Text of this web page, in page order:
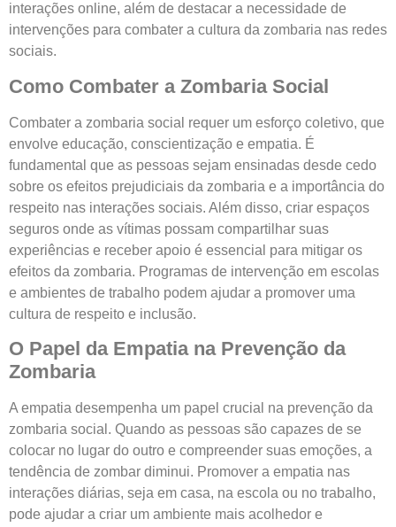
interações online, além de destacar a necessidade de
intervenções para combater a cultura da zombaria nas redes
sociais.
Como Combater a Zombaria Social
Combater a zombaria social requer um esforço coletivo, que
envolve educação, conscientização e empatia. É
fundamental que as pessoas sejam ensinadas desde cedo
sobre os efeitos prejudiciais da zombaria e a importância do
respeito nas interações sociais. Além disso, criar espaços
seguros onde as vítimas possam compartilhar suas
experiências e receber apoio é essencial para mitigar os
efeitos da zombaria. Programas de intervenção em escolas
e ambientes de trabalho podem ajudar a promover uma
cultura de respeito e inclusão.
O Papel da Empatia na Prevenção da
Zombaria
A empatia desempenha um papel crucial na prevenção da
zombaria social. Quando as pessoas são capazes de se
colocar no lugar do outro e compreender suas emoções, a
tendência de zombar diminui. Promover a empatia nas
interações diárias, seja em casa, na escola ou no trabalho,
pode ajudar a criar um ambiente mais acolhedor e